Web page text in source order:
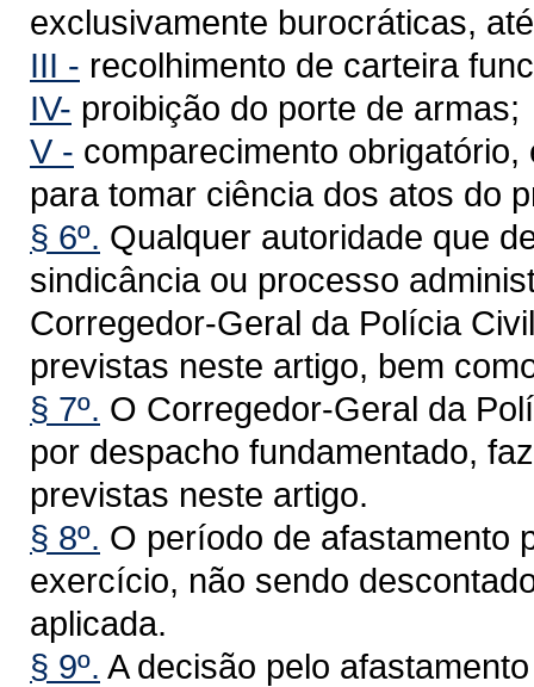
exclusivamente burocráticas,
III - recolhimento de carteira
IV- proibição do porte de armas;
V - comparecimento
para tomar ciência dos atos do
§ 6º. Qualquer autoridade que
sindicância ou processo
Corregedor-Geral da Polícia
previstas neste artigo, bem
§ 7º. O Corregedor-Geral da
por despacho fundamentado,
previstas neste artigo.
§ 8º. O período de afastamento
exercício, não sendo
aplicada.
§ 9º. A decisão pelo